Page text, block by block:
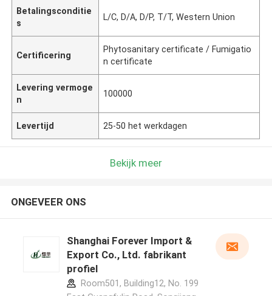
Betalingsconditie
s
L/C, D/A, D/P, T/T, Western Union
Certificering
Phytosanitary certificate / Fumigatio
n certificate
Levering vermoge
n
100000
Levertijd 25-50 het werkdagen
Bekijk meer
ONGEVEER ONS
Shanghai Forever Import &
Export Co., Ltd. fabrikant
profiel
Room501, Building12, No. 199